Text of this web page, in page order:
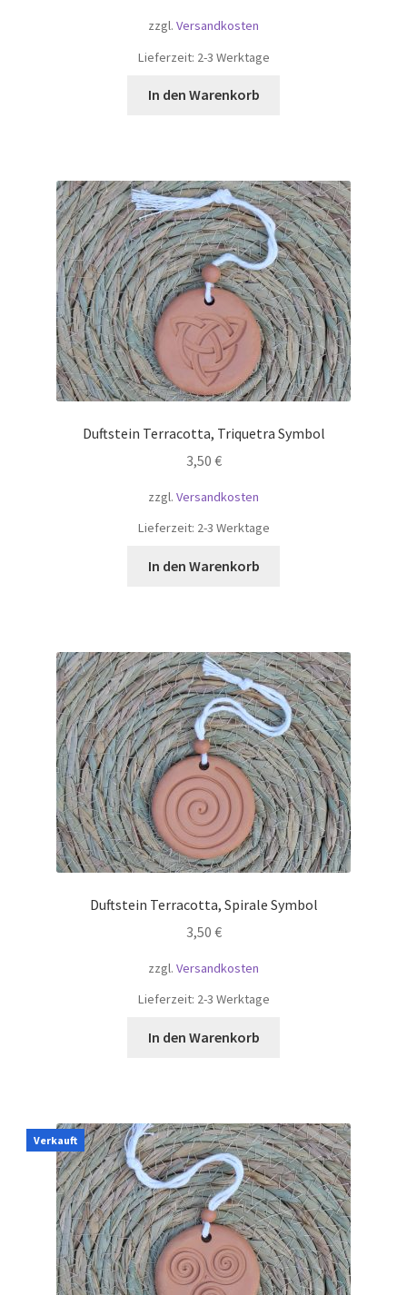
zzgl. Versandkosten
Lieferzeit: 2-3 Werktage
In den Warenkorb
Duftstein Terracotta, Triquetra Symbol
3,50 €
zzgl. Versandkosten
Lieferzeit: 2-3 Werktage
In den Warenkorb
Duftstein Terracotta, Spirale Symbol
3,50 €
zzgl. Versandkosten
Lieferzeit: 2-3 Werktage
In den Warenkorb
Verkauft